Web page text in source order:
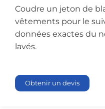
Coudre un jeton de
vêtements pour le
données exactes du
lavés.
Obtenir un devis